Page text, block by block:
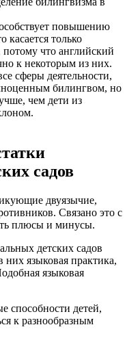
повышению
касается только
что английский
к некоторым из них.
сферы деятельности,
билингвом, но
чем дети из
садов
двуязычие,
Связано это с
плюсы и минусы.
детских садов
них языковая практика,
языковая
способности детей,
к разнообразным